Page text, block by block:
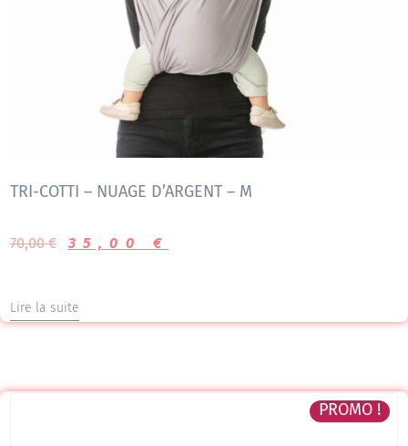
TRI-COTTI – NUAGE D’ARGENT – M
70,00€ 35,00 €
Lire la suite
PROMO !